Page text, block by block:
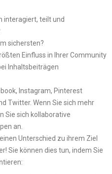
interagiert, teilt und
sichersten?
Einfluss in Ihrer Community
Inhaltsbeiträgen
Instagram, Pinterest
Twitter. Wenn Sie sich mehr
Sie sich kollaborative
an.
Unterschied zu ihrem Ziel
Sie können dies tun, indem Sie